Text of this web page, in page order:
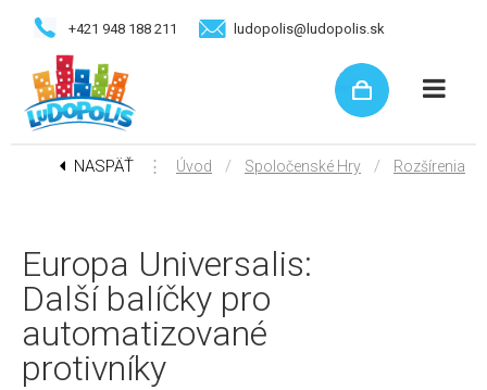
+421 948 188 211 ludopolis@ludopolis.sk
NASPÄŤ ⋮ Úvod / Spoločenské Hry / Rozšírenia
Europa Universalis:
Další balíčky pro
automatizované
protivníky